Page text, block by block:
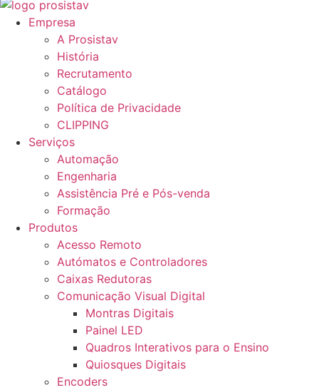
Empresa
A Prosistav
História
Recrutamento
Catálogo
Política de Privacidade
CLIPPING
Serviços
Automação
Engenharia
Assistência Pré e Pós-venda
Formação
Produtos
Acesso Remoto
Autómatos e Controladores
Caixas Redutoras
Comunicação Visual Digital
Montras Digitais
Painel LED
Quadros Interativos para o Ensino
Quiosques Digitais
Encoders